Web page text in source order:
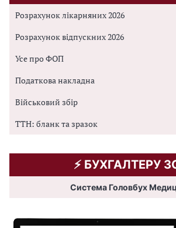
Розрахунок лікарняних 2026
Розрахунок відпускних 2026
Усе про ФОП
Податкова накладна
Військовий збір
ТТН: бланк та зразок
⚡️ БУХГАЛТЕРУ
Система Головбух